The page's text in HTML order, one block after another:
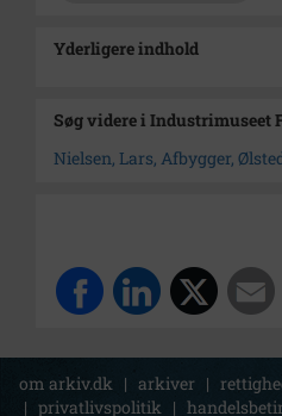
Yderligere indhold
Søg videre i
Nielsen, Lars, Afbygger,
om arkiv.dk | arkiver |
| privatlivspolitik |